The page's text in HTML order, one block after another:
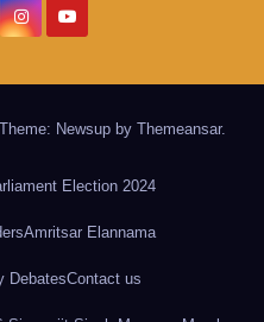
Theme: Newsup by Themeansar.
Election 2024
Amritsar Elannama
DebatesContact us